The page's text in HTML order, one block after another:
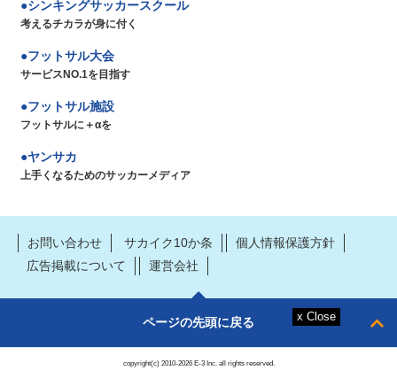
シンキングサッカースクール
考えるチカラが身に付く
フットサル大会
サービスNO.1を目指す
フットサル施設
フットサルに＋αを
ヤンサカ
上手くなるためのサッカーメディア
お問い合わせ サカイク10か条
個人情報保護方針
広告掲載について
運営会社
ページの先頭に戻る
copyright(c) 2010-2026 E-3 Inc. all rights reserved.